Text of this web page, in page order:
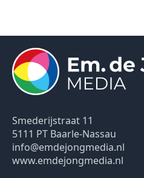
Smederijstraat 11
5111 PT Baarle-Nassau
info@emdejongmedia.nl
www.emdejongmedia.nl